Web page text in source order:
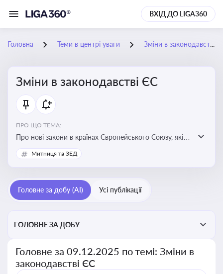
ВХІД ДО LIGA360
Головна Теми в центрі уваги Зміни в законодавстві ЄС
Зміни в законодавстві ЄС
ПРО ЩО ТЕМА:
Про нові закони в країнах Європейського Союзу, які
впливають на умови торгівлі, трудової міграції,
інтеграції та перспективу членства України в
Митниця та ЗЕД
Головне за добу (AI) Усі публікації
ГОЛОВНЕ ЗА ДОБУ
Головне за 09.12.2025 по темі: Зміни в
законодавстві ЄС